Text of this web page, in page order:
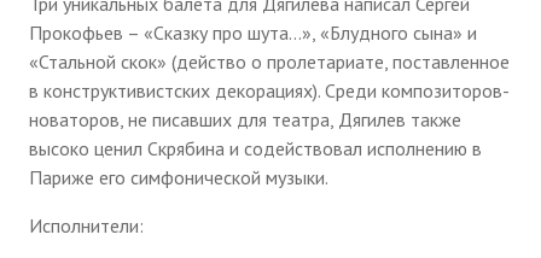
Прокофьев – «Сказку про шута…», «Блудного сына» и
«Стальной скок» (действо о пролетариате, поставленное
в конструктивистских декорациях). Среди композиторов-
новаторов, не писавших для театра, Дягилев также
высоко ценил Скрябина и содействовал исполнению в
Париже его симфонической музыки.
Исполнители: